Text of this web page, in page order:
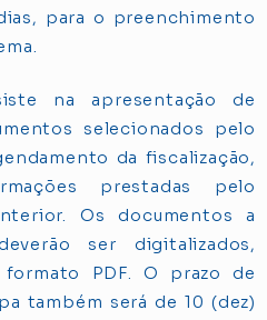
para o preenchimento
na apresentação de
selecionados pelo
da fiscalização,
prestadas pelo
Os documentos a
ser digitalizados,
PDF. O prazo de
também será de 10 (dez)